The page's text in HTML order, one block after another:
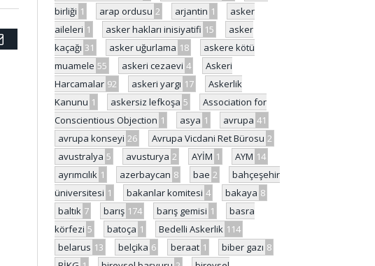
Email
birliği 1 arap ordusu 2 arjantin 1
asker
aileleri 1 asker hakları inisiyatifi 15
asker
kaçağı 31 asker uğurlama 18
askere kötü
muamele 55 askeri cezaevi 4
Askeri
Harcamalar 92 askeri yargı 17
Askerlik
Kanunu 1 askersiz lefkoşa 5
Association for
Conscientious Objection 1 asya 1 avrupa 41
avrupa konseyi 26 Avrupa Vicdani Ret Bürosu 2
avustralya 5 avusturya 2 AYİM 1 AYM 14
ayrımcılık 1 azerbaycan 8 bae 2
bahçeşehir
üniversitesi 1 bakanlar komitesi 4 bakaya 8
baltık 7 barış 174 barış gemisi 1
basra
körfezi 5 batoça 1 Bedelli Askerlik 114
belarus 13 belçika 6 beraat 1 biber gazı 8